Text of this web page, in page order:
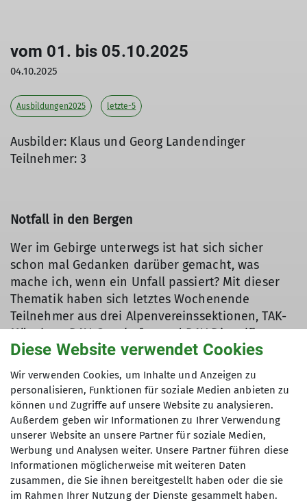
vom 01. bis 05.10.2025
04.10.2025
Ausbildungen2025 letzte-5
Ausbilder: Klaus und Georg Landendinger
Teilnehmer: 3
Notfall in den Bergen
Wer im Gebirge unterwegs ist hat sich sicher
schon mal Gedanken darüber gemacht, was
mache ich, wenn ein Unfall passiert? Mit dieser
Thematik haben sich letztes Wochenende
Teilnehmer aus drei Alpenvereinssektionen, TAK-
München, DAV-Gangkofen und DAV Dingolfing
befasst. Um den Kurs möglichst authentisch zu
gestalten traf man sich auf dem Rotwandhaus im
Mangfallgebirge. Zwei Ärzte, Klaus und Georg
Landendinger leiteten den Kurs. Beide sind
erfahren Bergsteiger und Georg ist bei der
Bergwacht aktiv, sie wissen also sehr genau,
worauf es bei einem Notfall in den Bergen
ankommt. Am ersten Tag lernte und übte man bei
herrlichem Sonnenschein im Gelände. Welche
Diese Website verwendet Cookies
Wir verwenden Cookies, um Inhalte und Anzeigen zu
personalisieren, Funktionen für soziale Medien anbieten zu
können und Zugriffe auf unsere Website zu analysieren.
Außerdem geben wir Informationen zu Ihrer Verwendung
unserer Website an unsere Partner für soziale Medien,
Werbung und Analysen weiter. Unsere Partner führen diese
Informationen möglicherweise mit weiteren Daten
zusammen, die Sie ihnen bereitgestellt haben oder die sie
im Rahmen Ihrer Nutzung der Dienste gesammelt haben.